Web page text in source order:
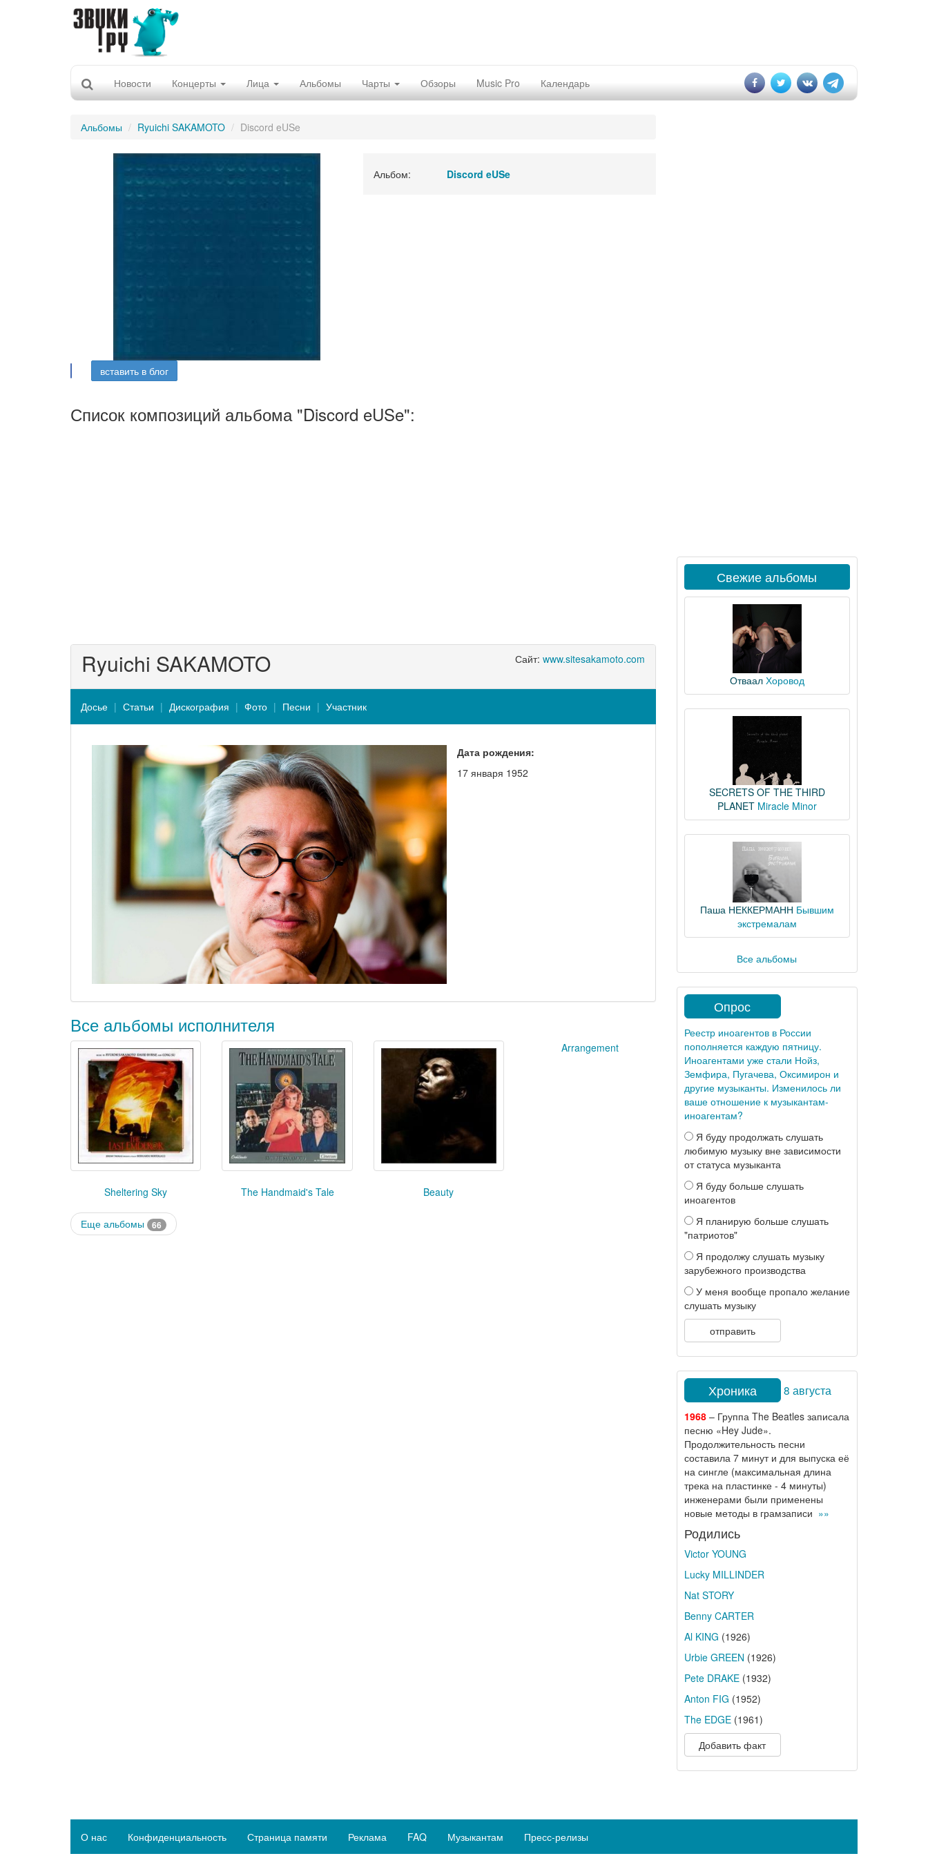
Новости Концерты Лица Альбомы Чарты Обзоры Music Pro Календарь
Альбомы Ryuichi SAKAMOTO Discord eUSe
Альбом: Discord eUSe
вставить в блог
Список композиций альбома "Discord eUSe":
Сайт: www.sitesakamoto.com
Ryuichi SAKAMOTO
Досье Статьи Дискография Фото Песни Участник
Дата рождения:
17 января 1952
Все альбомы исполнителя
Sheltering Sky The Handmaid's Tale Beauty
Arrangement
Еще альбомы 66
Свежие альбомы
Отваал Хоровод
SECRETS OF THE THIRD
PLANET Miracle Minor
Паша НЕККЕРМАНН Бывшим
экстремалам
Все альбомы
Опрос
Реестр иноагентов в России
пополняется каждую пятницу.
Иноагентами уже стали Нойз,
Земфира, Пугачева, Оксимирон и
другие музыканты. Изменилось ли
ваше отношение к музыкантам-
иноагентам?
Я буду продолжать слушать
любимую музыку вне зависимости
от статуса музыканта
Я буду больше слушать
иноагентов
Я планирую больше слушать
"патриотов"
Я продолжу слушать музыку
зарубежного производства
У меня вообще пропало желание
слушать музыку
отправить
Хроника 8 августа
1968– Группа The Beatles записала
песню «Hey Jude».
Продолжительность песни
составила 7 минут и для выпуска её
на сингле (максимальная длина
трека на пластинке - 4 минуты)
инженерами были применены
новые методы в грамзаписи »»
Родились
Victor YOUNG
Lucky MILLINDER
Nat STORY
Benny CARTER
Al KING (1926)
Urbie GREEN (1926)
Pete DRAKE(1932)
Anton FIG (1952)
The EDGE(1961)
Добавить факт
О нас Конфиденциальность Страница памяти Реклама FAQ Музыкантам Пресс-релизы